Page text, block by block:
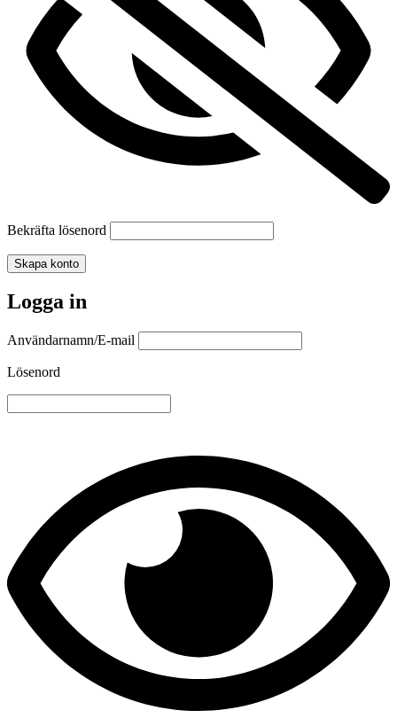
Bekräfta lösenord
Skapa konto
Logga in
Användarnamn/E-mail
Lösenord